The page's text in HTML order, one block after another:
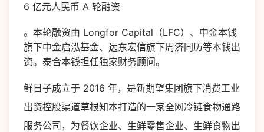
6 亿元人民币 A 轮融资
。本轮融资由 Longfor Capital（LFC）、中金本钱
旗下中金启泓基金、远东宏信旗下周济同历等本钱出
资。泰合本钱担任独家财务顾问。
鲜日子成立于 2016 年，是新期望集团旗下消费工业
出资控股渠道草根知本打造的一家全网冷链食物通路
服务公司，为餐饮企业、生鲜零售企业、生鲜食物出